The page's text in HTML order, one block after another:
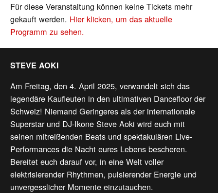
Für diese Veranstaltung können keine Tickets mehr
gekauft werden. Hier klicken, um das aktuelle
Programm zu sehen.
STEVE AOKI
Am Freitag, den 4. April 2025, verwandelt sich das
legendäre Kaufleuten in den ultimativen Dancefloor der
Schweiz! Niemand Geringeres als der internationale
Superstar und DJ-Ikone Steve Aoki wird euch mit
seinen mitreißenden Beats und spektakulären Live-
Performances die Nacht eures Lebens bescheren.
Bereitet euch darauf vor, in eine Welt voller
elektrisierender Rhythmen, pulsierender Energie und
unvergesslicher Momente einzutauchen.